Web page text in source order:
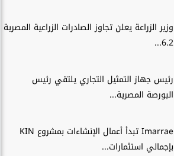
وزير الزراعة يعلن تجاوز الصادرات الزراعية المصرية
6.2...
رئيس جهاز التمثيل التجاري يلتقي رئيس
البورصة المصرية...
Imarrae تبدأ أعمال الإنشاءات بمشروع KIN
بإجمالي استثمارات...